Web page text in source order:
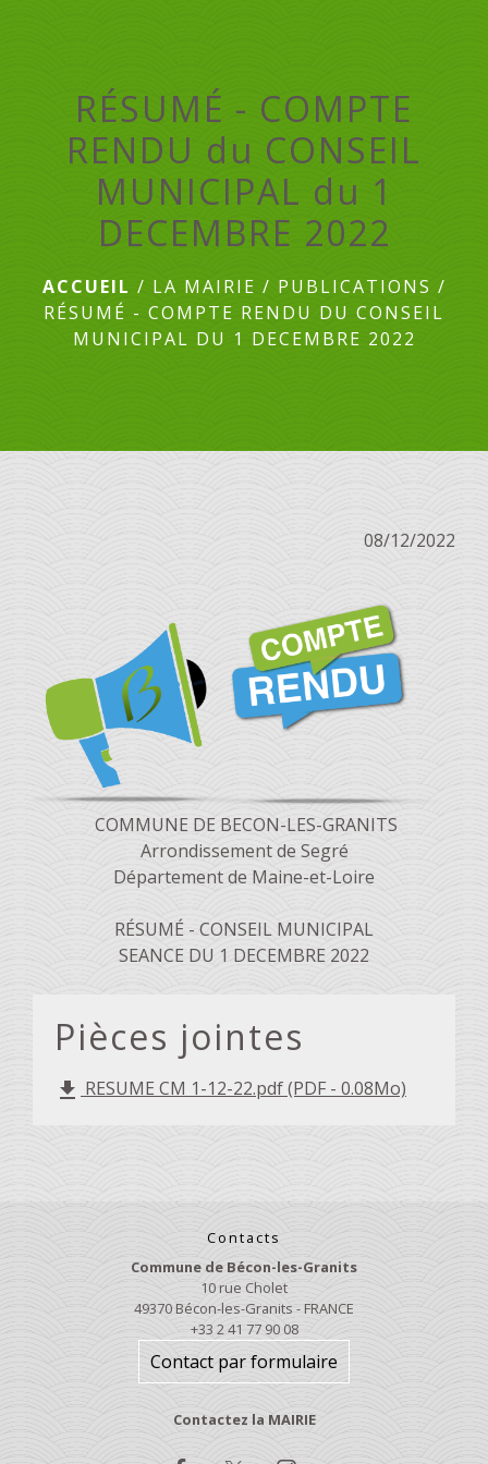
RÉSUMÉ - COMPTE
RENDU du CONSEIL
MUNICIPAL du 1
DECEMBRE 2022
ACCUEIL / LA MAIRIE / PUBLICATIONS /
RÉSUMÉ - COMPTE RENDU DU CONSEIL
MUNICIPAL DU 1 DECEMBRE 2022
08/12/2022
COMMUNE DE BECON-LES-GRANITS
Arrondissement de Segré
Département de Maine-et-Loire
RÉSUMÉ - CONSEIL MUNICIPAL
SEANCE DU 1 DECEMBRE 2022
Pièces jointes
file_download RESUME CM 1-12-22.pdf (PDF - 0.08Mo)
Contacts
Commune de Bécon-les-Granits
10 rue Cholet
49370 Bécon-les-Granits - FRANCE
+33 2 41 77 90 08
Contact par formulaire
Contactez la MAIRIE